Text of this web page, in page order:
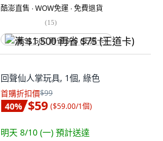
酷澎直售 ∙ WOW免運 ∙ 免費退貨
(15)
满 $1,500 再省 $75 (王道卡)
回聲仙人掌玩具, 1個, 綠色
首購折扣價$99
40% $59 ($59.00/1個)
明天 8/10 (一) 預計送達